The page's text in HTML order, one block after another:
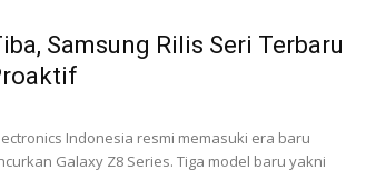
Samsung Rilis Seri Terbaru
Indonesia resmi memasuki era baru
Galaxy Z8 Series. Tiga model baru yakni